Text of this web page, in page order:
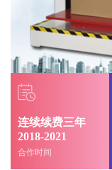
连续续费三年
2018-2021
合作时间